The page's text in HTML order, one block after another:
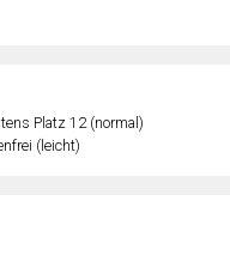
Platz 12 (normal)
(leicht)